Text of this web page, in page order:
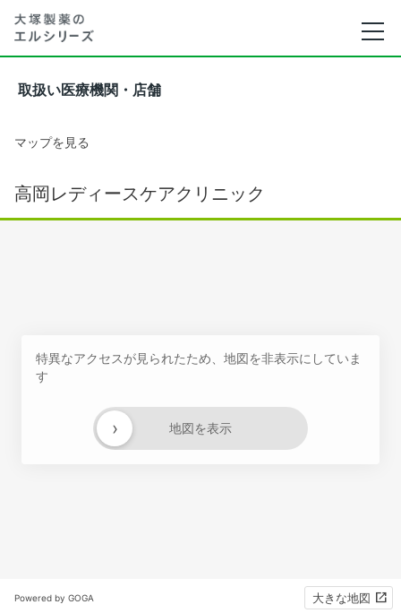
取扱い医療機関・店舗
マップを見る
高岡レディースケアクリニック
特異なアクセスが見られたため、地図を非表示にしていま
す
地図を表示
›
Powered by GOGA 大きな地図